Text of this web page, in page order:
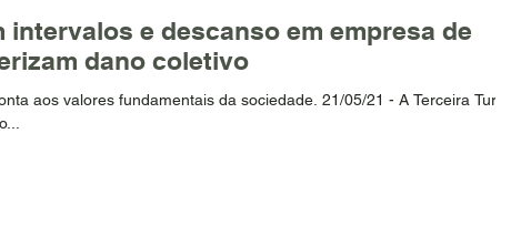
intervalos e descanso em empresa de
dano coletivo
aos valores fundamentais da sociedade. 21/05/21 - A Terceira Turma